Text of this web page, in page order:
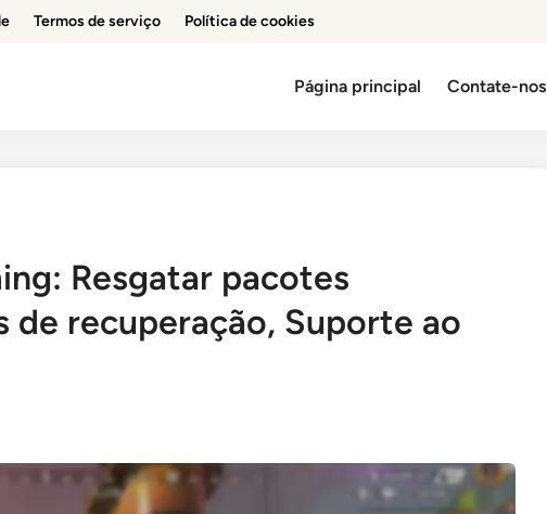
Termos de serviço Política de cookies
Página principal Contate-nos
Resgatar pacotes
de recuperação, Suporte ao